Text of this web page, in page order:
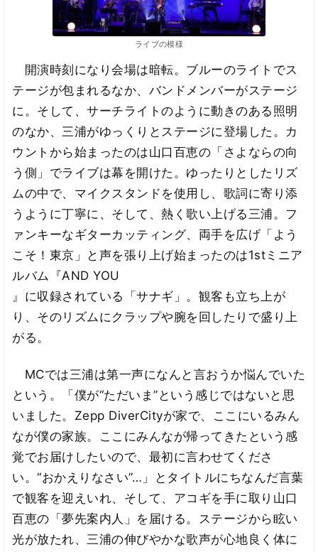
ライブの模様
開演時刻になり会場は暗転。ブルーのライトでス
テージが包まれるなか、バンドメンバーがステージ
に。そして、サーチライトのように動きのある照明
のなか、三浦がゆっくりとステージに登場した。カ
ウントから始まったのは山口百恵の「さよならの向
う側」でライブは幕を開けた。ゆったりとしたリズ
ムの中で、マイクスタンドを使用し、歌詞に寄り添
うように丁寧に、そして、熱く歌い上げる三浦。フ
ァンキーなギターカッティング、両手を広げ「よう
こそ！東京」と声を張り上げ始まったのは1stミニア
ルバム『AND YOU
』に収録されている「サナギ」。観客も立ち上が
り、そのリズムにクラップや腕を回したりで盛り上
がる。
MCでは三浦は第一声になんと言おうか悩んでいた
という。「僕が“ただいま”という感じではないと思
いました。Zepp DiverCityが家で、ここにいるみん
なが僕の家族。ここにみんなが帰ってきたという感
覚でお届けしたいので、最初に言わせてくださ
い。“おかえりなさい”…」とタイトルにちなんだ言葉
で観客を迎えいれ、そして、アコギを手に取り山口
百恵の「夢先案内人」を届ける。ステージから眩い
光が放たれ、三浦の伸びやかな歌声が心地良く体に